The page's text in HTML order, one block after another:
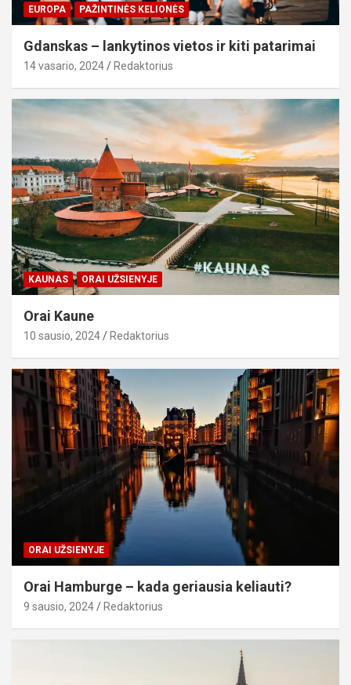
EUROPA PAŽINTINĖS KELIONĖS
Gdanskas – lankytinos vietos ir kiti patarimai
14 vasario, 2024 Redaktorius
KAUNAS ORAI UŽSIENYJE
Orai Kaune
10 sausio, 2024 Redaktorius
ORAI UŽSIENYJE
Orai Hamburge – kada geriausia keliauti?
9 sausio, 2024 Redaktorius